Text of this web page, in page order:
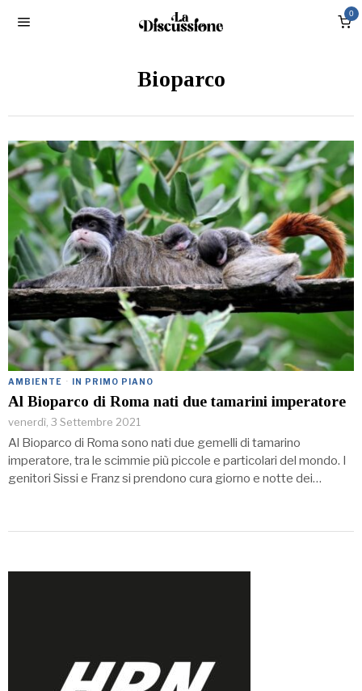
0
Bioparco
AMBIENTE · IN PRIMO PIANO
Al Bioparco di Roma nati due tamarini imperatore
venerdì, 3 Settembre 2021
Al Bioparco di Roma sono nati due gemelli di tamarino
imperatore, tra le scimmie più piccole e particolari del mondo. I
genitori Sissi e Franz si prendono cura giorno e notte dei…